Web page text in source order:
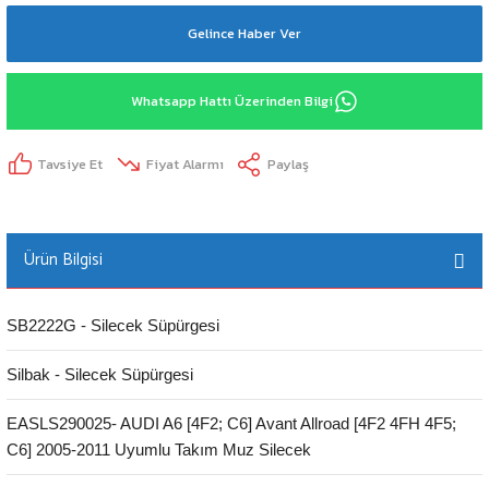
Gelince Haber Ver
Whatsapp Hattı Üzerinden Bilgi
Tavsiye Et Fiyat Alarmı Paylaş
Ürün Bilgisi
SB2222G - Silecek Süpürgesi
Silbak - Silecek Süpürgesi
EASLS290025- AUDI A6 [4F2; C6] Avant Allroad [4F2 4FH 4F5;
C6] 2005-2011 Uyumlu Takım Muz Silecek